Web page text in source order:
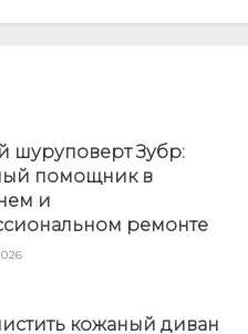
шуруповерт Зубр:
помощник в
и
ремонте
кожаный диван